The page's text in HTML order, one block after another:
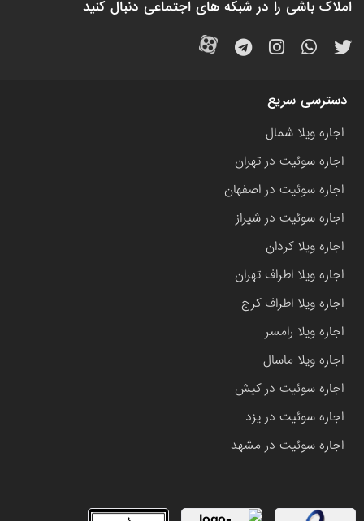
املاک باشی را در شبکه های اجتماعی دنبال کنید
دسترسی سریع
اجاره ویلا شمال
اجاره سوئیت در تهران
اجاره سوئیت در اصفهان
اجاره سوئیت در شیراز
اجاره ویلا کردان
اجاره ویلا اطراف تهران
اجاره ویلا اطراف کرج
اجاره ویلا رامسر
اجاره ویلا ماسال
اجاره سوئیت در کیش
اجاره سوئیت در یزد
اجاره سوئیت در مشهد